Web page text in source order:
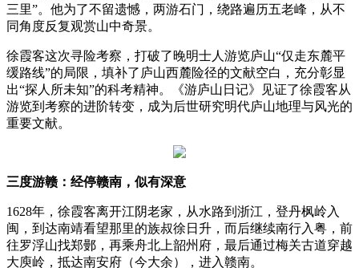
三里”。他为了不留遗憾，两游石门，绕路遍历五老峰，从不
同角度反复观赏山中奇景。
徐霞客这次寻险考察，打破了晚明士人游览庐山“仅走东麓平
缓路线”的局限，填补了庐山西麓险径的文献空白，充分彰显
出“探人所未知”的科考精神。《游庐山日记》见证了徐霞客从
游览到考察的进阶转变，成为后世研究明代庐山地理与风光的
重要文献。
三度游赣：经停赣南，似有深意
1628年，徐霞客离开江阴老家，从水路到浙江，登丹枫岭入
闽，到达南靖看望那里的族叔徐日升，而后继续南行入粤，前
往罗浮山找郑鄤，再乘舟北上韶州府，最后通过梅关古道穿越
大庾岭，抵达南安府（今大余），进入赣南。